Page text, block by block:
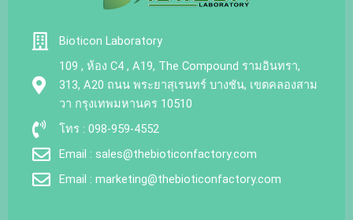
Bioticon Laboratory
109 , ห้อง C4 , A19, The Compound รามอินทรา,
313, A20 ถนน พระยาสุเรนทร์ บางชัน, เขตคลองสาม
วา กรุงเทพมหานคร 10510
โทร : 098-959-4552
Email : sales@thebioticonfactory.com
Email : marketing@thebioticonfactory.com